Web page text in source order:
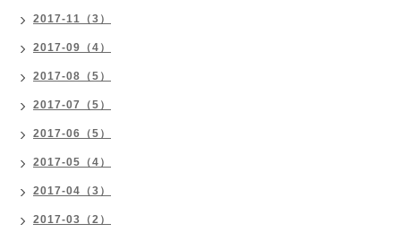
2017-11（3）
2017-09（4）
2017-08（5）
2017-07（5）
2017-06（5）
2017-05（4）
2017-04（3）
2017-03（2）